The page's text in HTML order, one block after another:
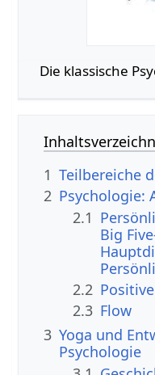
Die klassische
1 Teilbereiche
2 Psychologie:
2.1
Big
2.2
2.3 Flow
3 Yoga und
Psychologie